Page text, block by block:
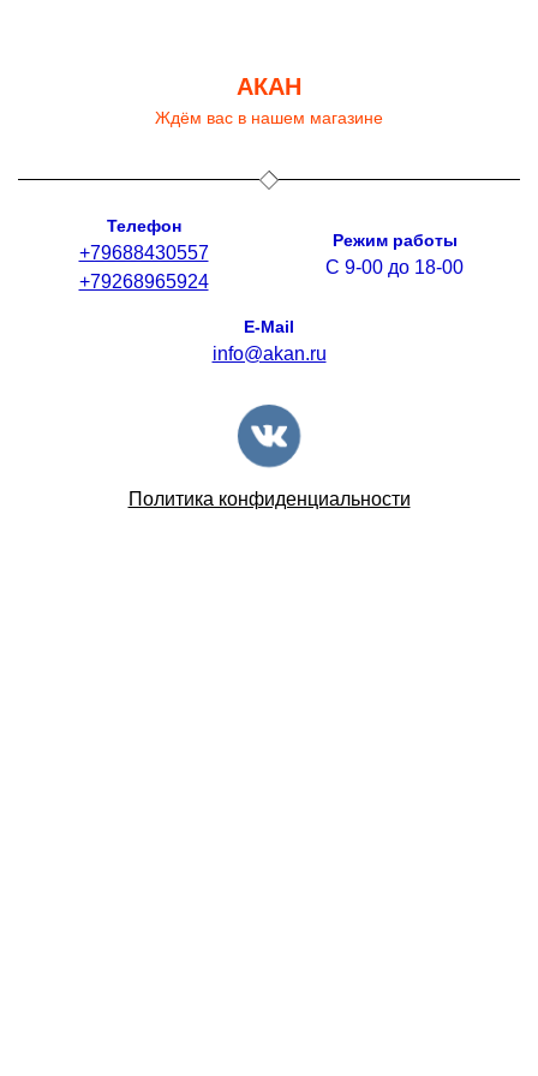
АКАН
Ждём вас в нашем магазине
Телефон
+79688430557
+79268965924
Режим работы
С 9-00 до 18-00
E-Mail
info@akan.ru
Политика конфиденциальности